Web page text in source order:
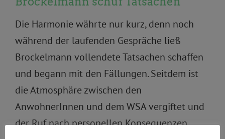
Die Harmonie währte nur kurz, denn noch
während der laufenden Gespräche ließ
Brockelmann vollendete Tatsachen schaffen
und begann mit den Fällungen. Seitdem ist
die Atmosphäre zwischen den
AnwohnerInnen und dem WSA vergiftet und
der Ruf nach personellen Konsequenzen